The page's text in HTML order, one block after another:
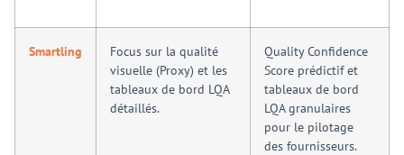
Smartling
Focus sur la qualité
visuelle (Proxy) et les
tableaux de bord LQA
détaillés.
Quality Confidence
Score prédictif et
tableaux de bord
LQA granulaires
pour le pilotage
des fournisseurs.